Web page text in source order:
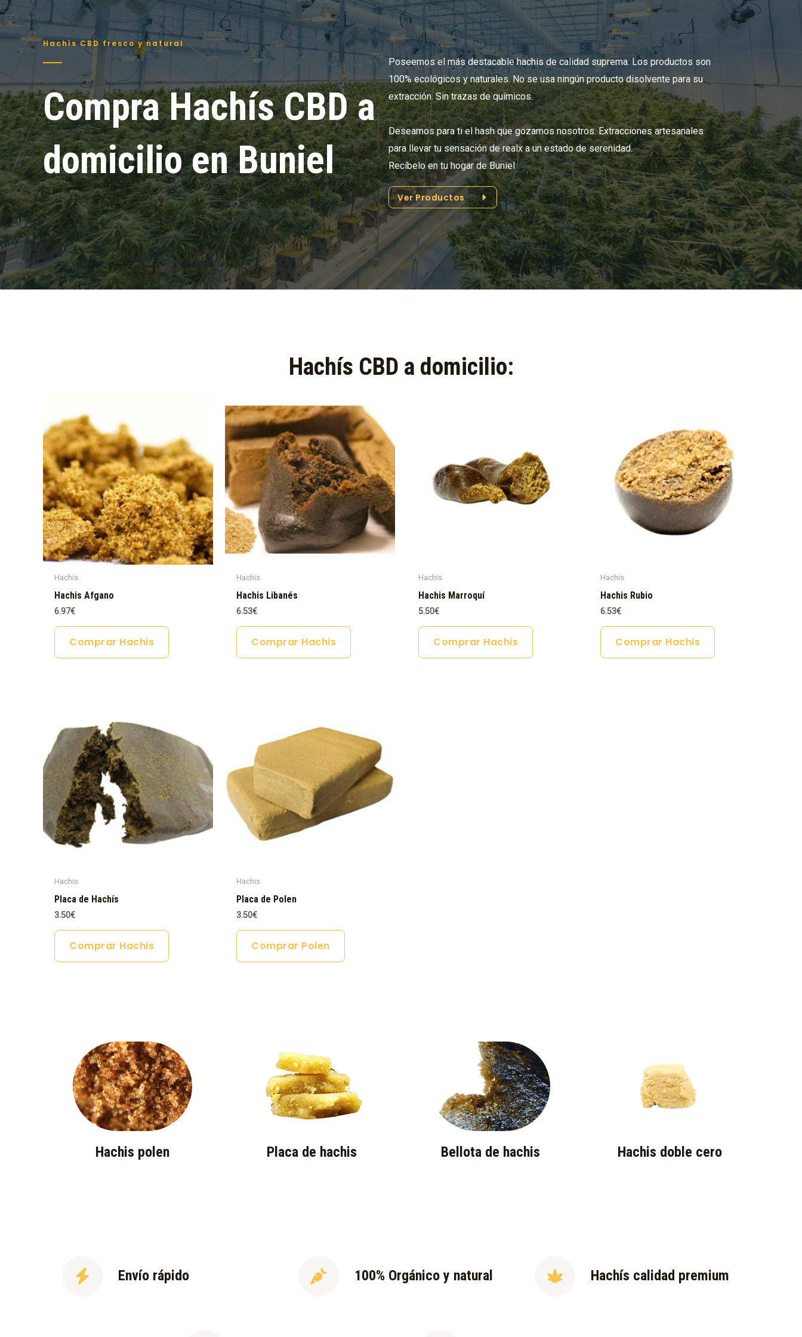
Hachís CBD fresco y natural
Compra Hachís CBD a
domicilio en Buniel
Poseemos el más destacable hachis de calidad suprema. Los productos son
100% ecológicos y naturales. No se usa ningún producto disolvente para su
extracción. Sin trazas de químicos.
Deseamos para ti el hash que gozamos nosotros. Extracciones artesanales
para llevar tu sensación de realx a un estado de serenidad.
Recíbelo en tu hogar de Buniel
Ver Productos
Hachís CBD a domicilio:​
Hachis
Hachis Afgano
6.97€
Comprar Hachis
Hachis
Hachis Libanés
6.53€
Comprar Hachis
Hachis
Hachis Marroquí
5.50€
Comprar Hachis
Hachis
Hachis Rubio
6.53€
Comprar Hachis
Hachis
Placa de Hachís
3.50€
Comprar Hachis
Hachis
Placa de Polen
3.50€
Comprar Polen
Hachis polen Placa de hachis Bellota de hachis Hachis doble cero
Envío rápido 100% Orgánico y natural Hachís calidad premium